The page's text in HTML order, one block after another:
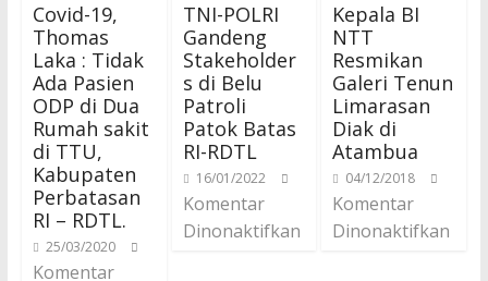
Covid-19,
Thomas
Laka : Tidak
Ada Pasien
ODP di Dua
Rumah sakit
di TTU,
Kabupaten
Perbatasan
RI – RDTL.
25/03/2020
Komentar
TNI-POLRI
Gandeng
Stakeholder
s di Belu
Patroli
Patok Batas
RI-RDTL
16/01/2022
Komentar
Dinonaktifkan
Kepala BI
NTT
Resmikan
Galeri Tenun
Limarasan
Diak di
Atambua
04/12/2018
Komentar
Dinonaktifkan